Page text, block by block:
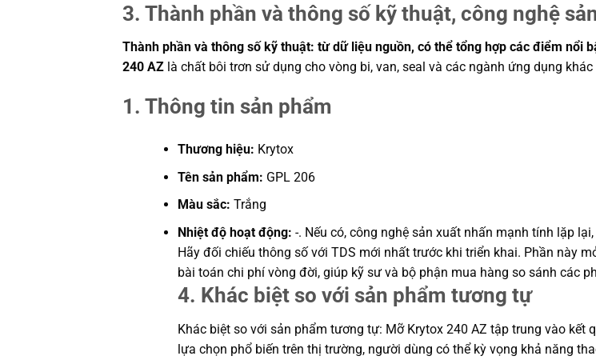
3. Thành phần và thông số kỹ thuật, công nghệ
Thành phần và thông số kỹ thuật: từ dữ liệu nguồn, có thể tổng hợp các điểm nổi
240 AZlà chất bôi trơn sử dụng cho vòng bi, van, seal và các ngành ứng dụng
1. Thông tin sản phẩm
Thương hiệu: Krytox
Tên sản phẩm: GPL 206
Màu sắc: Trắng
Nhiệt độ hoạt động: -. Nếu có, công nghệ sản xuất nhấn mạnh tính lặp
Hãy đối chiếu thông số với TDS mới nhất trước khi triển khai. Phần này
bài toán chi phí vòng đời, giúp kỹ sư và bộ phận mua hàng so sánh các
4. Khác biệt so với sản phẩm tương tự
Khác biệt so với sản phẩm tương tự: Mỡ Krytox 240 AZ tập trung vào
lựa chọn phổ biến trên thị trường, người dùng có thể kỳ vọng khả năng